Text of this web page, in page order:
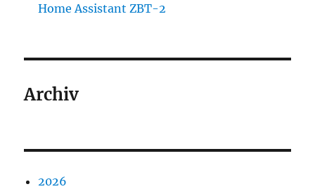
Home Assistant ZBT-2
Archiv
2026